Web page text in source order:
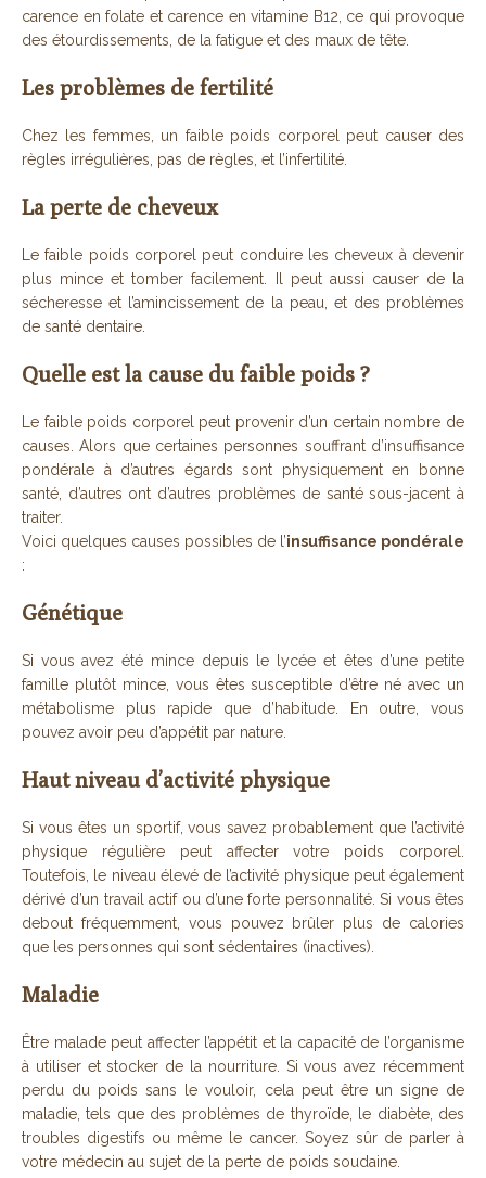
carence en folate et carence en vitamine B12, ce qui provoque
des étourdissements, de la fatigue et des maux de tête.
Les problèmes de fertilité
Chez les femmes, un faible poids corporel peut causer des
règles irrégulières, pas de règles, et l’infertilité.
La perte de cheveux
Le faible poids corporel peut conduire les cheveux à devenir
plus mince et tomber facilement. Il peut aussi causer de la
sécheresse et l’amincissement de la peau, et des problèmes
de santé dentaire.
Quelle est la cause du faible poids ?
Le faible poids corporel peut provenir d’un certain nombre de
causes. Alors que certaines personnes souffrant d’insuffisance
pondérale à d’autres égards sont physiquement en bonne
santé, d’autres ont d’autres problèmes de santé sous-jacent à
traiter.
Voici quelques causes possibles de l’insuffisance pondérale
:
Génétique
Si vous avez été mince depuis le lycée et êtes d’une petite
famille plutôt mince, vous êtes susceptible d’être né avec un
métabolisme plus rapide que d’habitude. En outre, vous
pouvez avoir peu d’appétit par nature.
Haut niveau d’activité physique
Si vous êtes un sportif, vous savez probablement que l’activité
physique régulière peut affecter votre poids corporel.
Toutefois, le niveau élevé de l’activité physique peut également
dérivé d’un travail actif ou d’une forte personnalité. Si vous êtes
debout fréquemment, vous pouvez brûler plus de calories
que les personnes qui sont sédentaires (inactives).
Maladie
Être malade peut affecter l’appétit et la capacité de l’organisme
à utiliser et stocker de la nourriture. Si vous avez récemment
perdu du poids sans le vouloir, cela peut être un signe de
maladie, tels que des problèmes de thyroïde, le diabète, des
troubles digestifs ou même le cancer. Soyez sûr de parler à
votre médecin au sujet de la perte de poids soudaine.